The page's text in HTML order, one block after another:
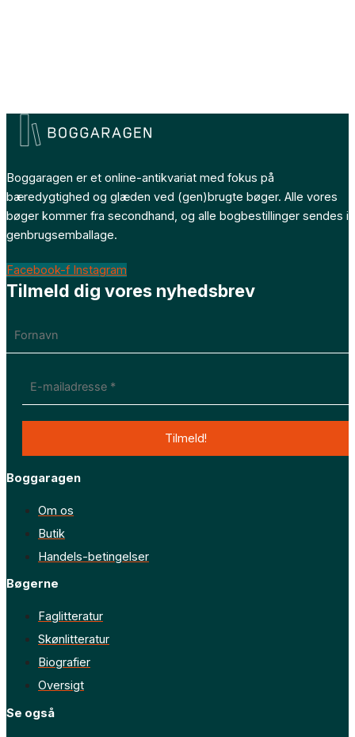
Boggaragen er et online-antikvariat med fokus på
bæredygtighed og glæden ved (gen)brugte bøger. Alle vores
bøger kommer fra secondhand, og alle bogbestillinger sendes i
genbrugsemballage.
Facebook-f Instagram
Tilmeld dig vores nyhedsbrev
Boggaragen
Om os
Butik
Handels-betingelser
Bøgerne
Faglitteratur
Skønlitteratur
Biografier
Oversigt
Se også